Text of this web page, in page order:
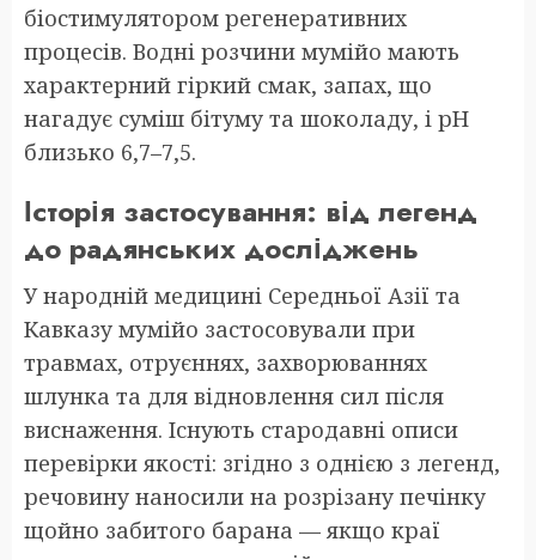
біостимулятором регенеративних
процесів. Водні розчини мумійо мають
характерний гіркий смак, запах, що
нагадує суміш бітуму та шоколаду, і рН
близько 6,7–7,5.
Історія застосування: від легенд
до радянських досліджень
У народній медицині Середньої Азії та
Кавказу мумійо застосовували при
травмах, отруєннях, захворюваннях
шлунка та для відновлення сил після
виснаження. Існують стародавні описи
перевірки якості: згідно з однією з легенд,
речовину наносили на розрізану печінку
щойно забитого барана — якщо краї